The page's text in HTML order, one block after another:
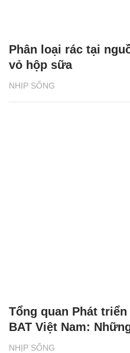
NHỊP SỐNG
Phân loại rác tại
vỏ hộp sữa
NHỊP SỐNG
Tổng quan Phát
BAT Việt Nam: